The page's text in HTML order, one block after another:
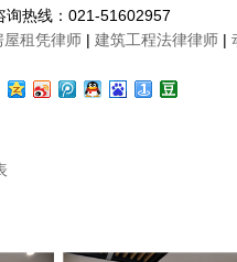
询热线：021-51602957
屋租凭律师 | 建筑工程法律律师 |